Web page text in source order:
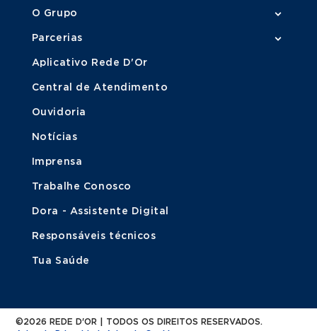
O Grupo
Parcerias
Aplicativo Rede D'Or
Central de Atendimento
Ouvidoria
Notícias
Imprensa
Trabalhe Conosco
Dora - Assistente Digital
Responsáveis técnicos
Tua Saúde
©2026 REDE D'OR | TODOS OS DIREITOS RESERVADOS.